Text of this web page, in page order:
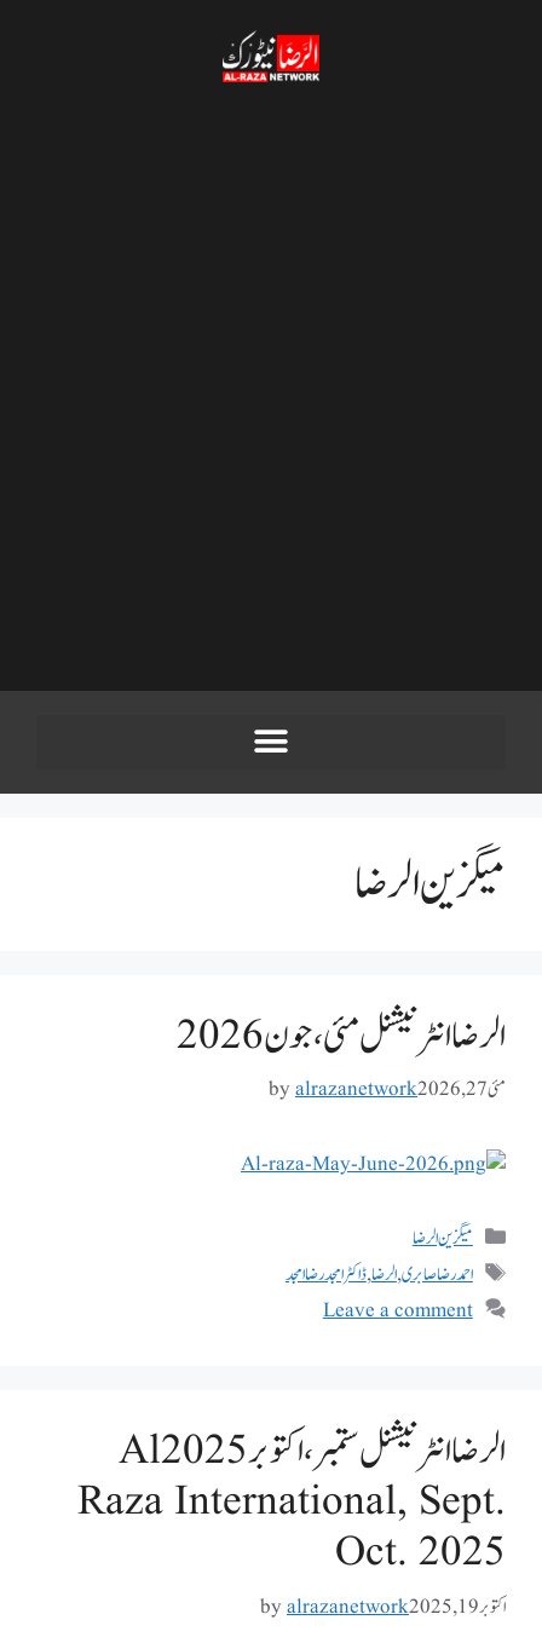
میگزین الرضا
الرضا انٹر نیشنل مئی، جون 2026
مئی 27, 2026 byalrazanetwork
میگزین الرضا
احمد رضا صابری,الرضا,ڈاکٹر امجدرضا امجد
Leave a comment
الرضا انٹر نیشنل ستمبر، اکتوبر 2025 Al
Raza International, Sept.
Oct. 2025
اکتوبر 19, 2025 byalrazanetwork